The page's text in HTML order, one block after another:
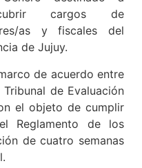
cargos de
as y fiscales del
de Jujuy.
de acuerdo entre
de Evaluación
el objeto de cumplir
Reglamento de los
de cuatro semanas